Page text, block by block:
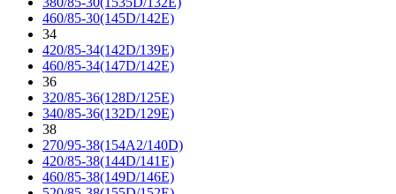
460/85-30(145D/142E)
34
420/85-34(142D/139E)
460/85-34(147D/142E)
36
320/85-36(128D/125E)
340/85-36(132D/129E)
38
270/95-38(154A2/140D)
420/85-38(144D/141E)
460/85-38(149D/146E)